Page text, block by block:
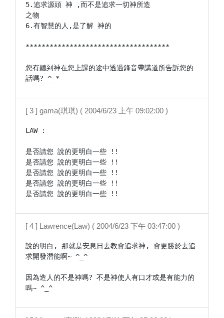
5.追求源頭 神 ,而不是追求一切神所造
之物
6.有智慧的人,是了解 神的
************************************
您有聽到神在您上課的途中透過錄音帶講道所告訴您的
話嗎? ^_*
[ 3 ] gama(琪琪) ( 2004/6/23 上午 09:02:00 )
LAW :
是否請您 說的更明白一些 !!
是否請您 說的更明白一些 !!
是否請您 說的更明白一些 !!
是否請您 說的更明白一些 !!
是否請您 說的更明白一些 !!
[ 4 ] Lawrence(Law) ( 2004/6/23 下午 03:47:00 )
說的明白, 那就是安息日去教會追求神, 會更勝於去追
求開發潛能啊~ ^_^
因為造人的不是神嗎? 不是神使人有口才或是有能力的